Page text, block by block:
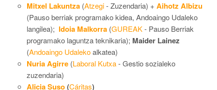
Mitxel Lakuntza (Atzegi- Zuzendaria) + Aihotz Albizu
(Pauso berriak programako kidea, Andoaingo Udaleko
langilea); Idoia Malkorra (GUREAK- Pauso Berriak
programako laguntza teknikaria); Maider Lainez
(Andoaingo Udalekoalkatea)
Nuria Agirre (Laboral Kutxa- Gestio sozialeko
zuzendaria)
Alicia Suso (Cáritas)